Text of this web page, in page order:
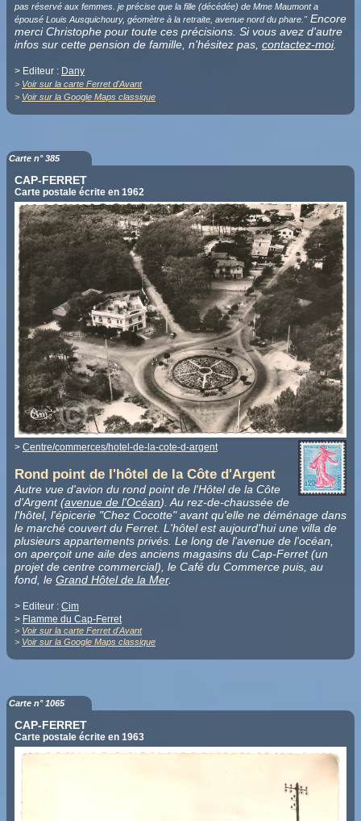
pas réservé aux femmes. je précise que la fille (décédée) de Mme Maumont a
épousé Louis Ausquichoury, géomètre à la retraite, avenue nord du phare."Encore
merci Christophe pour toute ces précisions. Si vous avez d'autre
infos sur cette pension de famille, n'hésitez pas, contactez-moi.
> Editeur : Dany
> Voir sur la carte Ferret d'Avant
> Voir sur la Google Maps classique
Carte n° 385
CAP-FERRET
Carte postale écrite en 1962
> Centre/commerces/hotel-de-la-cote-d-argent
Rond point de l'hôtel de la Côte d'Argent
Autre vue d'avion du rond point de l'Hôtel de la Côte
d'Argent (avenue de l'Océan). Au rez-de-chaussée de
l'hôtel, l'épicerie "Chez Cocotte" avant qu'elle ne déménage dans
le marché couvert du Ferret. L'hôtel est aujourd'hui une villa de
plusieurs appartements privés. Le long de l'avenue de l'océan,
on aperçoit une aile des anciens magasins du Cap-Ferret (un
projet de centre commercial), le Café du Commerce puis, au
fond, le Grand Hôtel de la Mer.
> Editeur : Cim
> Flamme du Cap-Ferret
> Voir sur la carte Ferret d'Avant
> Voir sur la Google Maps classique
Carte n° 1065
CAP-FERRET
Carte postale écrite en 1963